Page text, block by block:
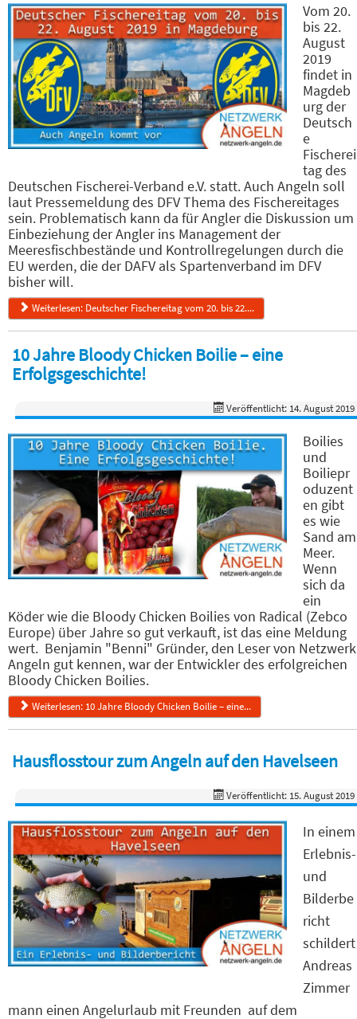
Vom 20.
bis 22.
August
2019
findet in
Magdeb
urg der
Deutsch
e
Fischerei
tag des
Deutschen Fischerei-Verband e.V. statt. Auch Angeln soll
laut Pressemeldung des DFV Thema des Fischereitages
sein. Problematisch kann da für Angler die Diskussion um
Einbeziehung der Angler ins Management der
Meeresfischbestände und Kontrollregelungen durch die
EU werden, die der DAFV als Spartenverband im DFV
bisher will.
Weiterlesen: Deutscher Fischereitag vom 20. bis 22....
10 Jahre Bloody Chicken Boilie – eine
Erfolgsgeschichte!
Veröffentlicht: 14. August 2019
Boilies
und
Boiliepr
oduzent
en gibt
es wie
Sand am
Meer.
Wenn
sich da
ein
Köder wie die Bloody Chicken Boilies von Radical (Zebco
Europe) über Jahre so gut verkauft, ist das eine Meldung
wert. Benjamin "Benni" Gründer, den Leser von Netzwerk
Angeln gut kennen, war der Entwickler des erfolgreichen
Bloody Chicken Boilies.
Weiterlesen: 10 Jahre Bloody Chicken Boilie – eine...
Hausflosstour zum Angeln auf den Havelseen
Veröffentlicht: 15. August 2019
In einem
Erlebnis-
und
Bilderbe
richt
schildert
Andreas
Zimmer
mann einen Angelurlaub mit Freunden auf dem